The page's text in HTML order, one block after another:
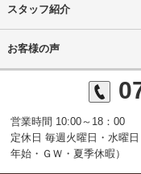
スタッフ紹介
お客様の声
営業時間 10:00～18：00
定休日 毎週火曜日・水曜
年始・ＧＷ・夏季休暇）